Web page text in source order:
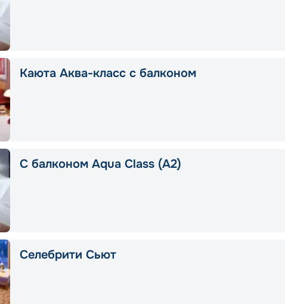
Каюта Аква-класс с балконом
С балконом Aqua Class (A2)
Селебрити Сьют